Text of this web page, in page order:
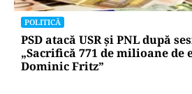
scufundate toate odată în
autorităților